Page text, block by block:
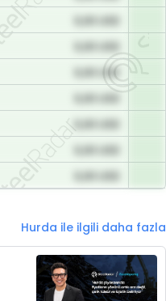
0,00 USD
Hurda ile ilgili daha fazla